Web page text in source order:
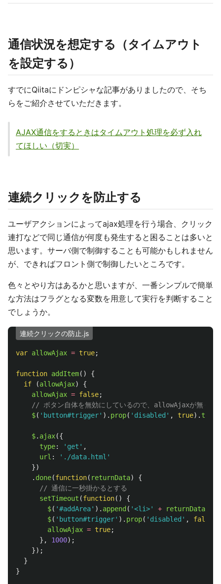
通信状況を想定する（タイムアウト
を設定する）
すでにQiitaにドンピシャな記事がありましたので、そち
らをご紹介させていただきます。
AJAX通信をするときはタイムアウト処理を必ず入れ
てほしい（切実）
連続クリックを防止する
ユーザアクションによってajax処理を行う場合、クリック
連打などで同じ通信が何度も発生すると困ることは多いと
思います。サーバ側で制御することも可能かもしれません
が、できればフロント側で制御したいところです。
色々とやり方はあるかと思いますが、一番シンプルで簡単
な方法はフラグとなる変数を用意して実行を判断すること
でしょうか。
連続クリックの防止.js
var allowAjax = true;
function addItem()
{
if
(allowAjax)
{
allowAjax = false;
// ボタン自体を無効にしているので、allowAjaxが無くて
$( ' button#trigger' ). prop( ' disabled ' , true). text
$. ajax({
type: ' get ' ,
url : ' ./data.html '
})
. done(function( returnData)
{
// 通信に一秒掛かるとする
setTimeout (function()
{
$( '#addArea' ). append ( '<li>' + returnData
$( ' button#trigger' ). prop( ' disabled ' , false
allowAjax = true;
},
1000);
});
}
}